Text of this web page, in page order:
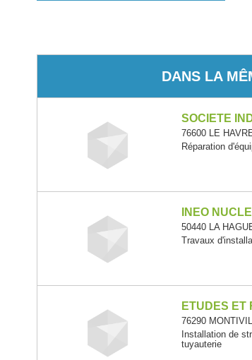
DANS LA
SOCIETE
76600 LE
Réparation
INEO
50440 LA
Travaux
ETUDES ET
76290
Installation de
tuyauterie